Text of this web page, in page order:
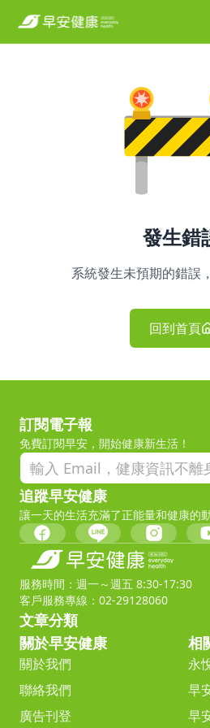
發生錯
系統發生未預期的錯誤
回到首頁
訂閱電子報
免費訂閱早安，開始健康新生活！
追蹤早安健康
讓一天的生活充滿了正能量和健康的
服務時間：週一～週五 8:30-17:30
客戶服務專線：02-29128060
文章分類
關於早安健康
關於我們
聯絡我們
廣告刊登
相
永
早
早